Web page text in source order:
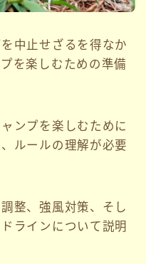
中止せざるを得なか
を楽しむための準備
ンプを楽しむために
ルールの理解が必要
整、強風対策、そし
ラインについて説明